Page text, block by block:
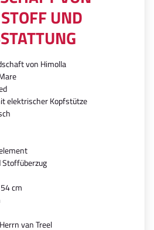
UND
von Himolla
elektrischer Kopfstütze
cm
van Treel